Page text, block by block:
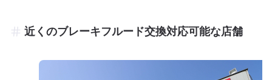
近くのブレーキフルード交換対応可能な店舗